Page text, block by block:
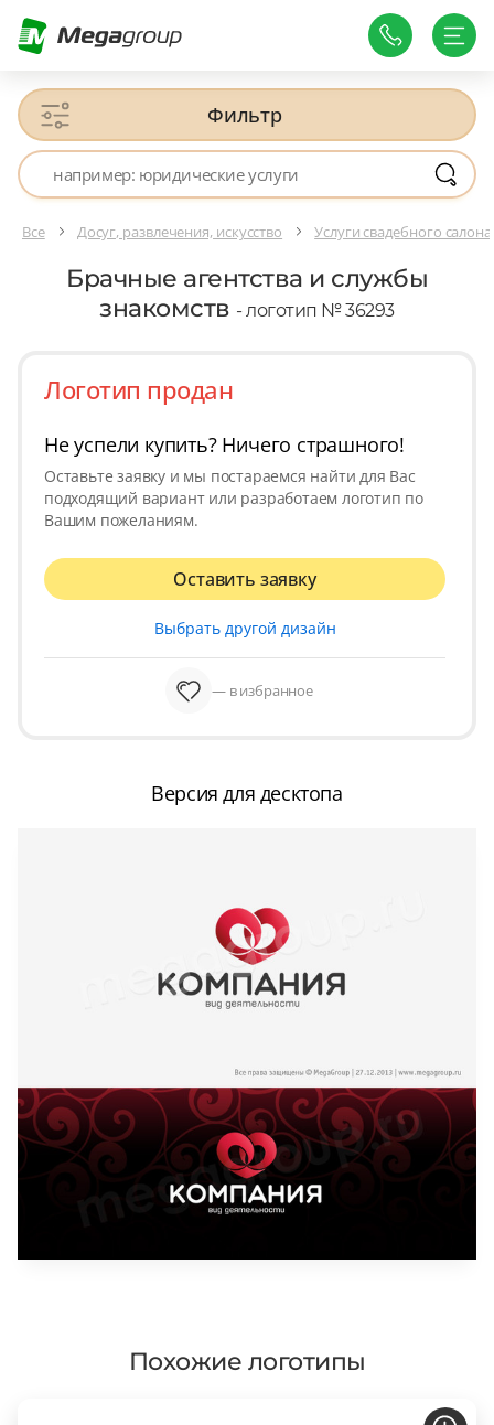
Фильтр
Все Досуг, развлечения, искусство Услуги свадебного салона
Брачные агентства и службы
знакомств - логотип № 36293
Логотип продан
Не успели купить? Ничего страшного!
Оставьте заявку и мы постараемся найти для Вас
подходящий вариант или разработаем логотип по
Вашим пожеланиям.
Оставить заявку
Выбрать другой дизайн
— в избранное
Версия для десктопа
Похожие логотипы